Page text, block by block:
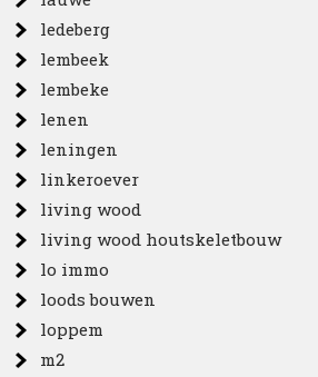
ledeberg
lembeek
lembeke
lenen
leningen
linkeroever
living wood
living wood houtskeletbouw
lo immo
loods bouwen
loppem
m2